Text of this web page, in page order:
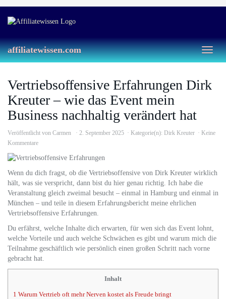
main
Toggle
affiliatewissen.com
Vertriebsoffensive Erfahrungen Dirk
Kreuter – wie das Event mein
Business nachhaltig verändert hat
Veröffentlicht von Carmen 2. September 2025 Kategorie(n): Dirk Kreuter
Keine
Kommentare
Wenn du dich fragst, ob die Vertriebsoffensive von Dirk Kreuter wirklich
hält, was sie verspricht, dann bist du hier genau richtig. Ich habe die
Veranstaltung gleich zweimal besucht – einmal in Hamburg und einmal in
München – und teile in diesem Erfahrungsbericht meine ehrlichen
Vertriebsoffensive Erfahrungen.
Du erfährst, welche Inhalte dich erwarten, für wen sich das Event lohnt,
welche Vorteile und auch welche Schwächen es gibt und warum mich die
Teilnahme geschäftlich wie persönlich einen großen Schritt nach vorne
gebracht hat.
Inhalt
1 Warum Vertrieb oft mehr Nerven kostet als Freude bringt